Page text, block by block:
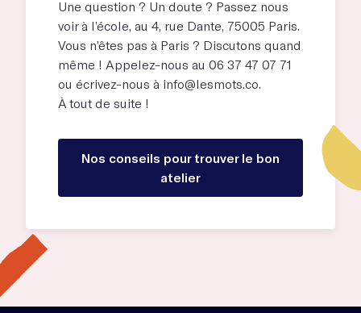
Une question ? Un doute ? Passez nous
voir à l’école, au 4, rue Dante, 75005 Paris.
Vous n’êtes pas à Paris ? Discutons quand
même ! Appelez-nous au 06 37 47 07 71
ou écrivez-nous à info@lesmots.co.
À tout de suite !
Nos conseils pour trouver le bon
atelier